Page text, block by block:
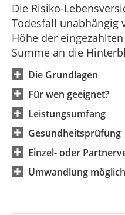
Die Risiko-
Todesfall unabhängig
Höhe der
Summe an die
Die Grundlagen
Für wen geeignet?
Leistungsumfang
Gesundheitsprüfung
Einzel- oder
Umwandlung möglich